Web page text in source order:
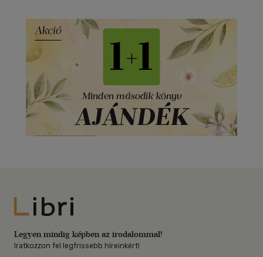
Libri
Legyen mindig képben az irodalommal!
Iratkozzon fel legfrissebb híreinkért!